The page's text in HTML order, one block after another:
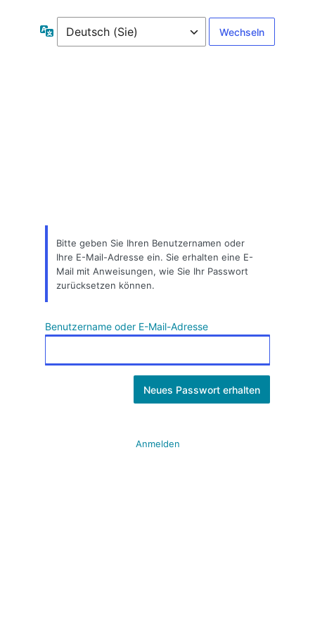
Passwort
zurücksetzen
Bitte geben Sie Ihren Benutzernamen oder
Ihre E-Mail-Adresse ein. Sie erhalten eine E-
Mail mit Anweisungen, wie Sie Ihr Passwort
zurücksetzen können.
Benutzername oder E-Mail-Adresse
Anmelden
Sprache